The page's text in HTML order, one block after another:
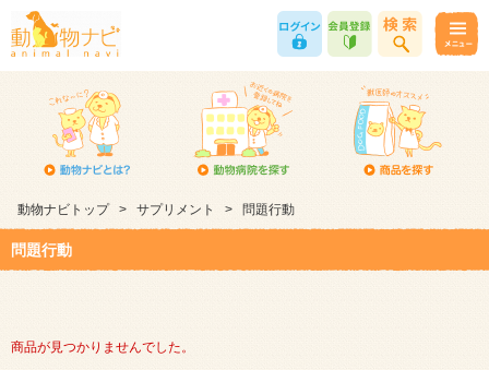
動物ナビトップ > サプリメント > 問題行動
問題行動
商品が見つかりませんでした。